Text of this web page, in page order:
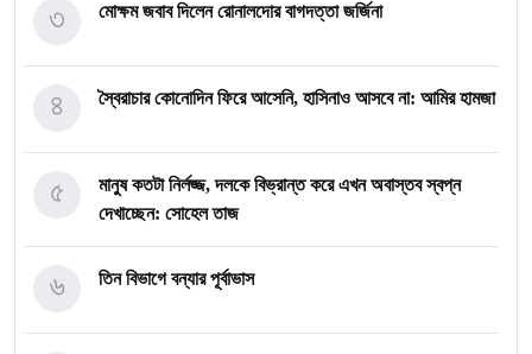
মোক্ষম জবাব দিলেন রোনালদোর বাগদত্তা জর্জিনা
৩
স্বৈরাচার কোনোদিন ফিরে আসেনি, হাসিনাও আসবে না: আমির হামজা
৪
মানুষ কতটা নির্লজ্জ, দলকে বিভ্রান্ত করে এখন অবাস্তব স্বপ্ন
দেখাচ্ছেন: সোহেল তাজ
৫
তিন বিভাগে বন্যার পূর্বাভাস
৬